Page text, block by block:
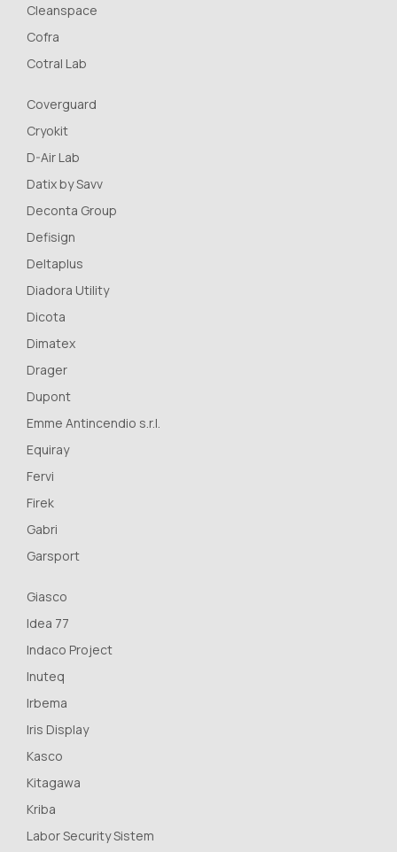
Cleanspace
Cofra
Cotral Lab
Coverguard
Cryokit
D-Air Lab
Datix by Savv
Deconta Group
Defisign
Deltaplus
Diadora Utility
Dicota
Dimatex
Drager
Dupont
Emme Antincendio s.r.l.
Equiray
Fervi
Firek
Gabri
Garsport
Giasco
Idea 77
Indaco Project
Inuteq
Irbema
Iris Display
Kasco
Kitagawa
Kriba
Labor Security Sistem